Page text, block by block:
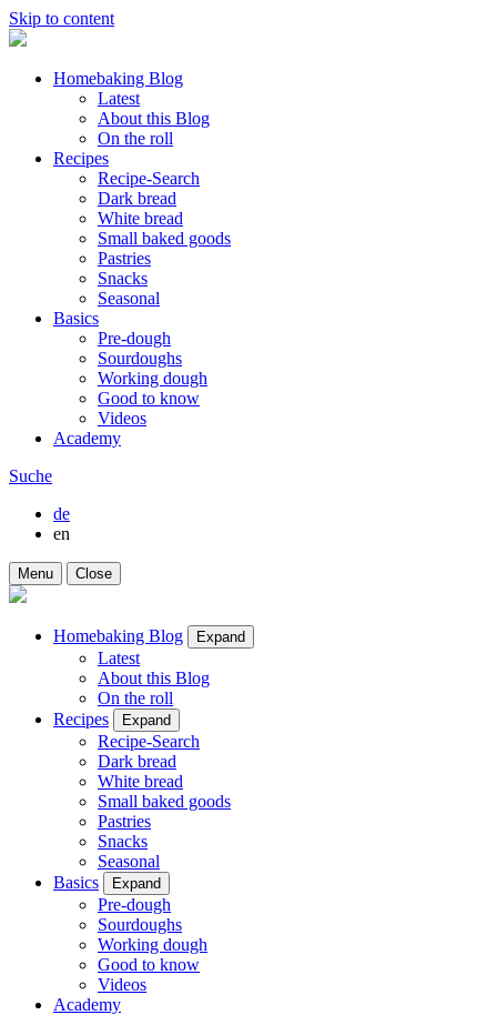
Skip to content
Homebaking Blog
Latest
About this Blog
On the roll
Recipes
Recipe-Search
Dark bread
White bread
Small baked goods
Pastries
Snacks
Seasonal
Basics
Pre-dough
Sourdoughs
Working dough
Good to know
Videos
Academy
Suche
de
en
Menu Close
Homebaking Blog Expand
Latest
About this Blog
On the roll
Recipes
Expand
Recipe-Search
Dark bread
White bread
Small baked goods
Pastries
Snacks
Seasonal
Basics
Expand
Pre-dough
Sourdoughs
Working dough
Good to know
Videos
Academy